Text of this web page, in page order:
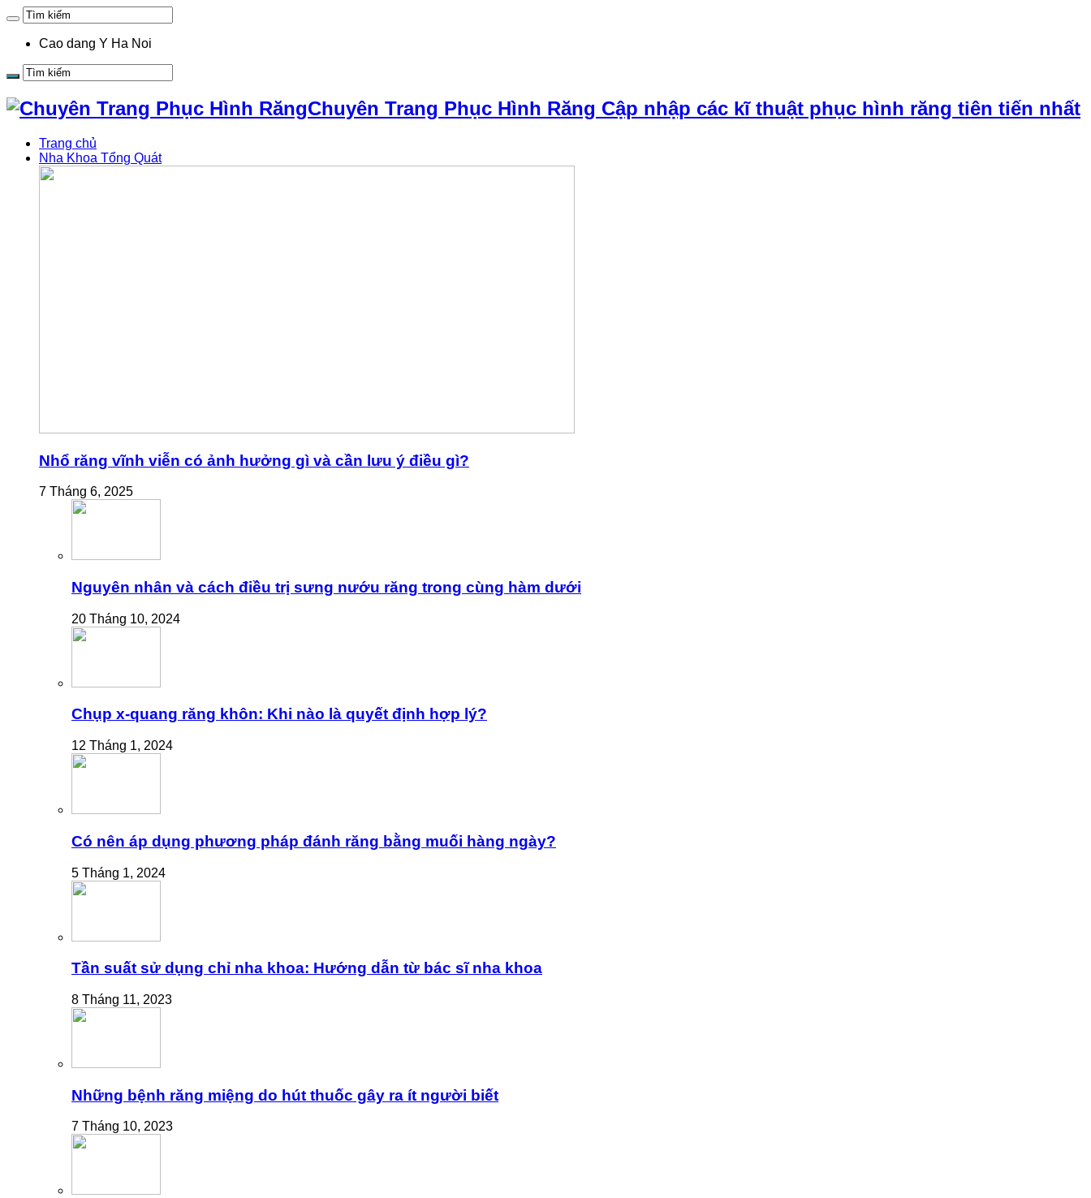
Cao dang Y Ha Noi
Chuyên Trang Phục Hình Răng Cập nhập các kĩ thuật phục hình răng tiên tiến nhất
Trang chủ
Nha Khoa Tổng Quát
Nhổ răng vĩnh viễn có ảnh hưởng gì và cần lưu ý điều gì?
7 Tháng 6, 2025
Nguyên nhân và cách điều trị sưng nướu răng trong cùng hàm dưới
20 Tháng 10, 2024
Chụp x-quang răng khôn: Khi nào là quyết định hợp lý?
12 Tháng 1, 2024
Có nên áp dụng phương pháp đánh răng bằng muối hàng ngày?
5 Tháng 1, 2024
Tần suất sử dụng chỉ nha khoa: Hướng dẫn từ bác sĩ nha khoa
8 Tháng 11, 2023
Những bệnh răng miệng do hút thuốc gây ra ít người biết
7 Tháng 10, 2023